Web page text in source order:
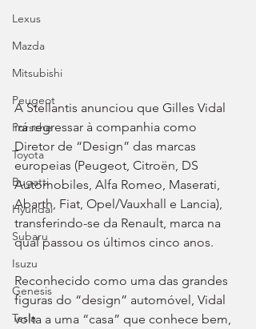
Lexus
Mazda
Mitsubishi
Peugeot
Porsche
Toyota
Bugatti
Hyundai
Subaru
Isuzu
Genesis
Tesla
A Stellantis anunciou que Gilles Vidal
irá regressar à companhia como
Diretor de “Design” das marcas
europeias (Peugeot, Citroën, DS
Automobiles, Alfa Romeo, Maserati,
Abarth, Fiat, Opel/Vauxhall e Lancia),
transferindo-se da Renault, marca na
qual passou os últimos cinco anos.
Reconhecido como uma das grandes
figuras do “design” automóvel, Vidal
volta a uma “casa” que conhece bem,